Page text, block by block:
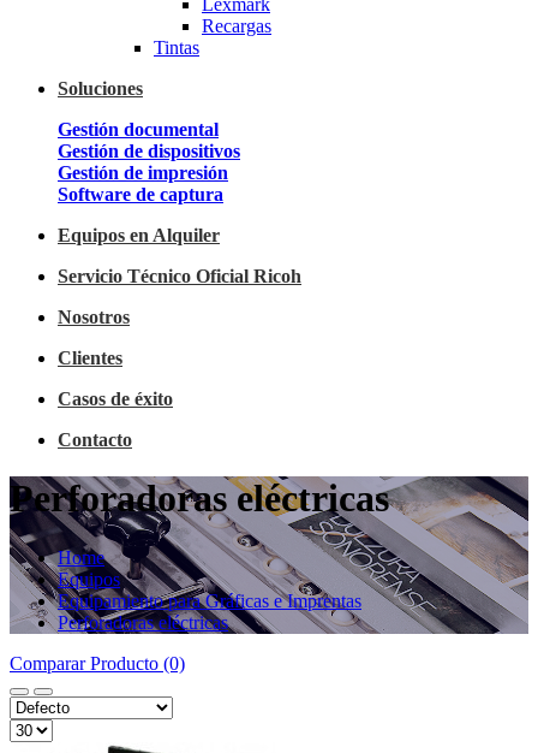
Lexmark
Recargas
Tintas
Soluciones
Gestión documental
Gestión de dispositivos
Gestión de impresión
Software de captura
Equipos en Alquiler
Servicio Técnico Oficial Ricoh
Nosotros
Clientes
Casos de éxito
Contacto
Perforadoras eléctricas
Home
Equipos
Equipamiento para Gráficas e Imprentas
Perforadoras eléctricas
Comparar Producto (0)